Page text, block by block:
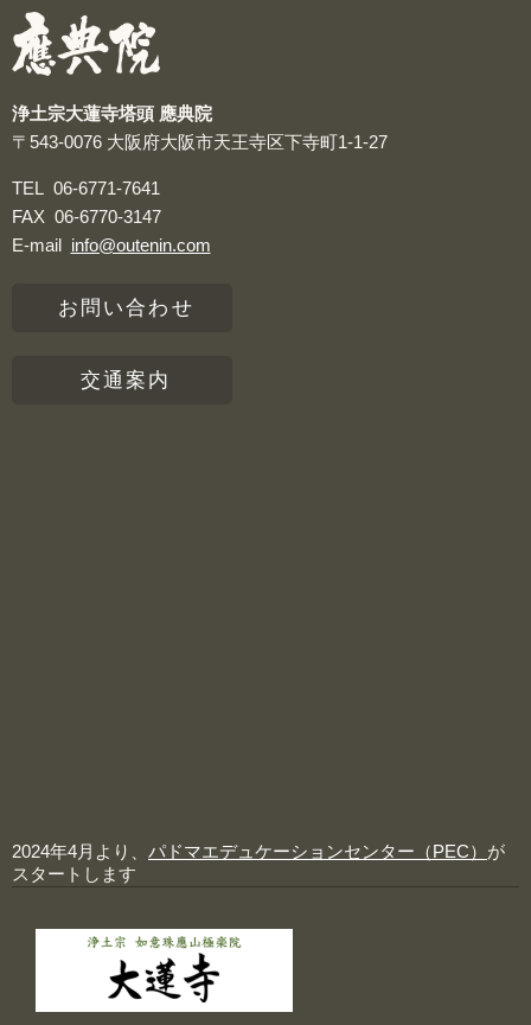
浄土宗大蓮寺塔頭 應典院
〒543-0076 大阪府大阪市天王寺区下寺町1-1-27
TEL 06-6771-7641
FAX 06-6770-3147
E-mail info@outenin.com
お問い合わせ
交通案内
2024年4月より、 パドマエデュケーションセンター（PEC） が
スタートします